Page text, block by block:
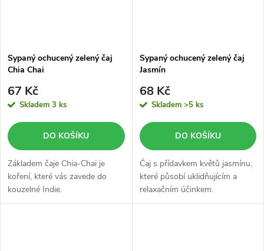
Sypaný ochucený zelený čaj
Chia Chai
67 Kč
Skladem 3 ks
DO KOŠÍKU
Základem čaje Chia-Chai je
koření, které vás zavede do
kouzelné Indie.
Sypaný ochucený zelený čaj
Jasmín
68 Kč
Skladem >5 ks
DO KOŠÍKU
Čaj s přídavkem květů jasmínu,
které působí uklidňujícím a
relaxačním účinkem.